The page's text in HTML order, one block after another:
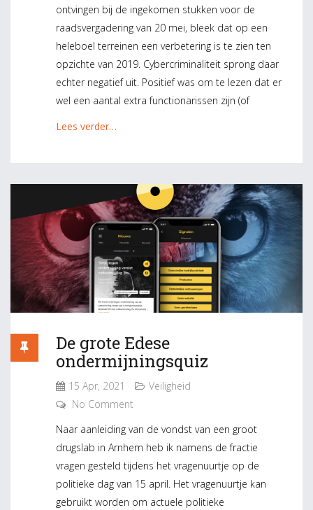
ontvingen bij de ingekomen stukken voor de
raadsvergadering van 20 mei, bleek dat op een
heleboel terreinen een verbetering is te zien ten
opzichte van 2019. Cybercriminaliteit sprong daar
echter negatief uit. Positief was om te lezen dat er
wel een aantal extra functionarissen zijn (of
Lees verder…
De grote Edese
ondermijningsquiz
15 Apr, 2021
Veiligheid
No Comment
Naar aanleiding van de vondst van een groot
drugslab in Arnhem heb ik namens de fractie
vragen gesteld tijdens het vragenuurtje op de
politieke dag van 15 april. Het vragenuurtje kan
gebruikt worden om actuele politieke